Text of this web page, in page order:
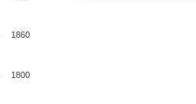
1860
1800